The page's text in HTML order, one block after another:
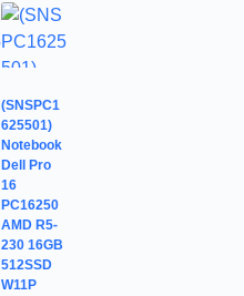
(SNSPC1
625501)
Notebook
Dell Pro
16
PC16250
AMD R5-
230 16GB
512SSD
W11P